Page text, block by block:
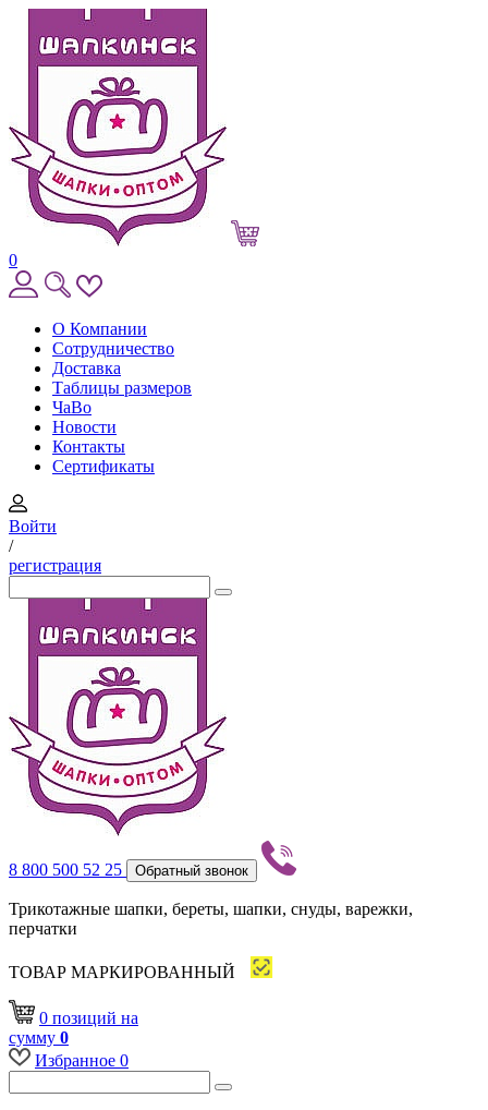
0
О Компании
Сотрудничество
Доставка
Таблицы размеров
ЧаВо
Новости
Контакты
Сертификаты
Войти
/
регистрация
8 800 500 52 25 Обратный звонок
Трикотажные шапки, береты, шапки, снуды, варежки,
перчатки
ТОВАР МАРКИРОВАННЫЙ
0 позиций на
сумму 0
Избранное 0